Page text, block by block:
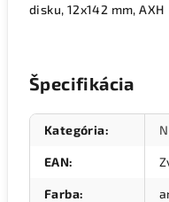
disku, 12x142 mm, AXH
Špecifikácia
Kategória:
EAN:
Farba: